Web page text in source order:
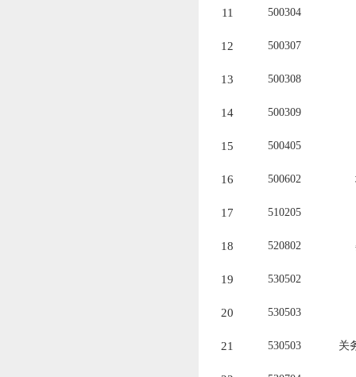
11 500304
1 2 500307
13 500308
14 500309
1 5 500405
16 500602
1 7 510205
18 520802
19 530502
20 530503
21 530503 关